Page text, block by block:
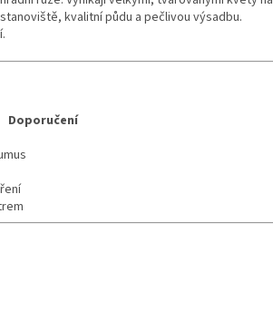
kvalitní půdu a pečlivou výsadbu.
Doporučení